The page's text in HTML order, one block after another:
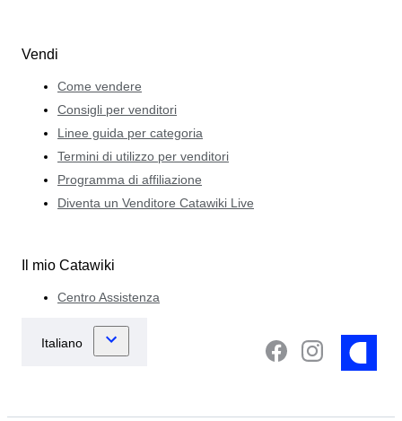
Vendi
Come vendere
Consigli per venditori
Linee guida per categoria
Termini di utilizzo per venditori
Programma di affiliazione
Diventa un Venditore Catawiki Live
Il mio Catawiki
Centro Assistenza